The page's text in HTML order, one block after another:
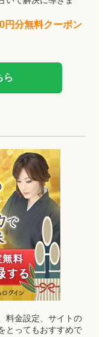
円分無料クーポン
ら
料金設定、サイトの
とってもおすすめで